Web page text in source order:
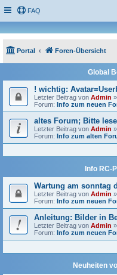
FAQ
Portal Foren-Übersicht
Global
! wichtig:
Letzter Beitrag von Admin »
Forum: Info zum neuen
altes Forum; Bitte
Letzter Beitrag von Admin »
Forum: Info zum alten
Info RC-
Wartung am sonntag
Letzter Beitrag von Admin »
Forum: Info zum neuen
Anleitung: Bilder in
Letzter Beitrag von Admin »
Forum: Info zum neuen
Neuheiten